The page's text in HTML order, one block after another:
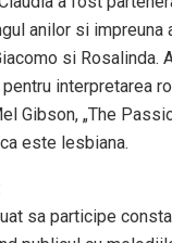
anilor si impreuna
si Rosalinda.
interpretarea
Gibson, „The
este lesbiana.
sa participe